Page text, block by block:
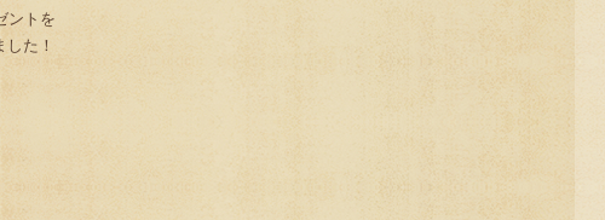
ントを
た！